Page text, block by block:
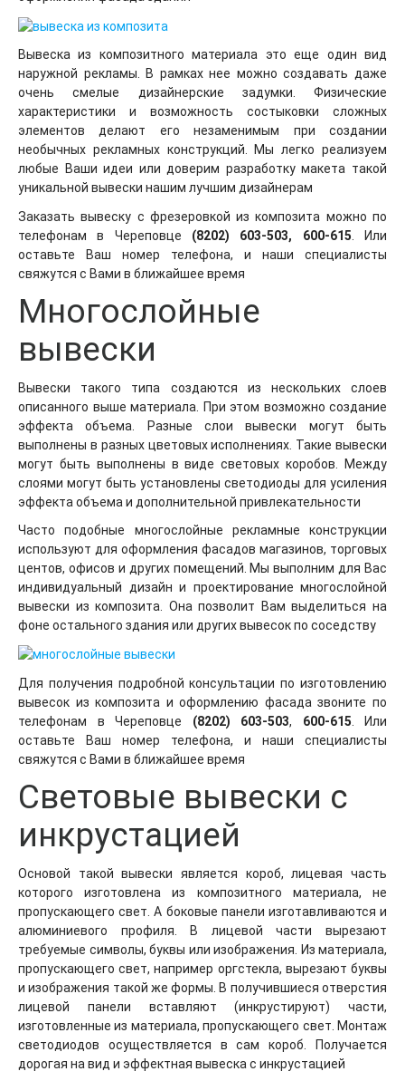
Вывеска из композитного материала это еще один вид
наружной рекламы. В рамках нее можно создавать даже
очень смелые дизайнерские задумки. Физические
характеристики и возможность состыковки сложных
элементов делают его незаменимым при создании
необычных рекламных конструкций. Мы легко реализуем
любые Ваши идеи или доверим разработку макета такой
уникальной вывески нашим лучшим дизайнерам
Заказать вывеску с фрезеровкой из композита можно по
телефонам в Череповце (8202) 603-503, 600-615 . Или
оставьте Ваш номер телефона, и наши специалисты
свяжутся с Вами в ближайшее время
Многослойные
вывески
Вывески такого типа создаются из нескольких слоев
описанного выше материала. При этом возможно создание
эффекта объема. Разные слои вывески могут быть
выполнены в разных цветовых исполнениях. Такие вывески
могут быть выполнены в виде световых коробов. Между
слоями могут быть установлены светодиоды для усиления
эффекта объема и дополнительной привлекательности
Часто подобные многослойные рекламные конструкции
используют для оформления фасадов магазинов, торговых
центов, офисов и других помещений. Мы выполним для Вас
индивидуальный дизайн и проектирование многослойной
вывески из композита. Она позволит Вам выделиться на
фоне остального здания или других вывесок по соседству
Для получения подробной консультации по изготовлению
вывесок из композита и оформлению фасада звоните по
телефонам в Череповце (8202) 603-503, 600-615 . Или
оставьте Ваш номер телефона, и наши специалисты
свяжутся с Вами в ближайшее время
Световые вывески с
инкрустацией
Основой такой вывески является короб, лицевая часть
которого изготовлена из композитного материала, не
пропускающего свет. А боковые панели изготавливаются и
алюминиевого профиля. В лицевой части вырезают
требуемые символы, буквы или изображения. Из материала,
пропускающего свет, например оргстекла, вырезают буквы
и изображения такой же формы. В получившиеся отверстия
лицевой панели вставляют (инкрустируют) части,
изготовленные из материала, пропускающего свет. Монтаж
светодиодов осуществляется в сам короб. Получается
дорогая на вид и эффектная вывеска с инкрустацией